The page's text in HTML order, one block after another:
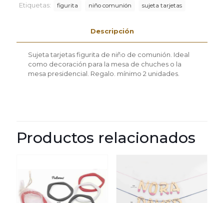
Etiquetas:
figurita niño comunión sujeta tarjetas
Descripción
Sujeta tarjetas figurita de niño de comunión. Ideal
como decoración para la mesa de chuches o la
mesa presidencial. Regalo. mínimo 2 unidades.
Productos relacionados